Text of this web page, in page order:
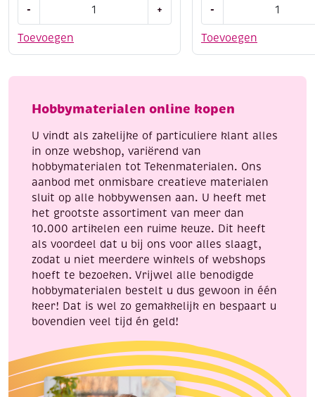
Toevoegen
-
/
+
Toevoegen
-
/
aantal
Hobbymaterialen online kopen
U vindt als zakelijke of particuliere klant alles
in onze webshop, variërend van
hobbymaterialen tot Tekenmaterialen. Ons
aanbod met onmisbare creatieve materialen
sluit op alle hobbywensen aan. U heeft met
het grootste assortiment van meer dan
10.000 artikelen een ruime keuze. Dit heeft
als voordeel dat u bij ons voor alles slaagt,
zodat u niet meerdere winkels of webshops
hoeft te bezoeken. Vrijwel alle benodigde
hobbymaterialen bestelt u dus gewoon in één
keer! Dat is wel zo gemakkelijk en bespaart u
bovendien veel tijd én geld!